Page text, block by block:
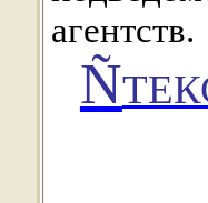
агентств.
Ñ